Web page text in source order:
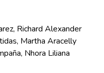
Richard Alexander
Martha Aracelly
Nhora Liliana